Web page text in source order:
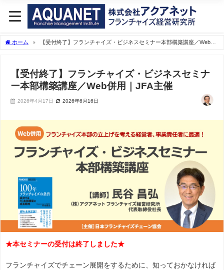
ホーム
【受付終了】フランチャイズ・ビジネスセミナー本部構築講座／Web併
【受付終了】フランチャイズ・ビジネスセミナ
ー本部構築講座／Web併用｜JFA主催
2026年4月17日 2026年6月16日
★本セミナーの受付は終了しました★
フランチャイズでチェーン展開をするために、知っておかなければ